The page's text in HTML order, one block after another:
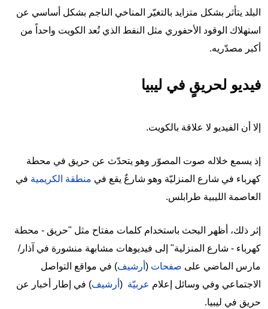
البلد يتأثر بشكل متزايد بالتغيّر المناخي الناجم بشكل أساسي عن
استهلاك الوقود الأحفوري مثل النفط الذي تُعد الكويت واحداً من
أكبر مصدّريه.
فيديو لحريقٍ في ليبيا
إلا أن الفيديو لا علاقة بالكويت.
إذ يسمع خلاله صوت المصوّر وهو يتحدّث عن حريق في محطة
كهرباء في شارع المنزليّة وهو شارعٌ يقع في منطقة الكريمية في
العاصمة الليبية طرابلس.
إثر ذلك، أظهر البحث باستخدام كلمات مفتاح مثل "حريق - محطة
كهرباء - شارع المنزلية" إلى فيديوهات مشابهة منشورة في آذار/
مارس الماضي على صفحات ( أرشيف) في مواقع التواصل
الاجتماعي وفي وسائل إعلام عربيّة ( أرشيف) في إطار أخبار عن
حريق في ليبيا.